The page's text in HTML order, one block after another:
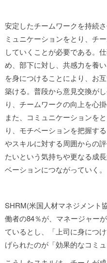
安定したチームワークを持続
ミュニケーションをとり、チ
していくことが必要である。
め、部下に対し、共感力を養
を身につけることにより、お
築ける。普段から意見交換が
り、チームワークの向上を心
また、コミュニケーションを
り、モチベーションを把握す
やスキルに対する周囲からの
たいという気持ちや更なる成
ベーションにつながっていく。
SHRM(米国人材マネジメント
働者の84％が、マネージャー
ているとし、「上司に身につ
げられたのが「効果的なコミ